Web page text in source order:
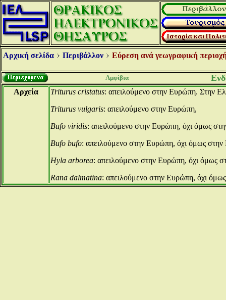
Αρχική σελίδα Περιβάλλον Εύρεση ανά γεωγραφική
Αμφίβια
Αρχεία Triturus cristatus: απειλούμενο στην Ευρώπη. Στην
Triturus vulgaris: απειλούμενο στην Ευρώπη,
Bufo viridis: απειλούμενο στην Ευρώπη, όχι όμως
Bufo bufo: απειλούμενο στην Ευρώπη, όχι όμως
Hyla arborea: απειλούμενο στην Ευρώπη, όχι όμως
Rana dalmatina: απειλούμενο στην Ευρώπη, όχι